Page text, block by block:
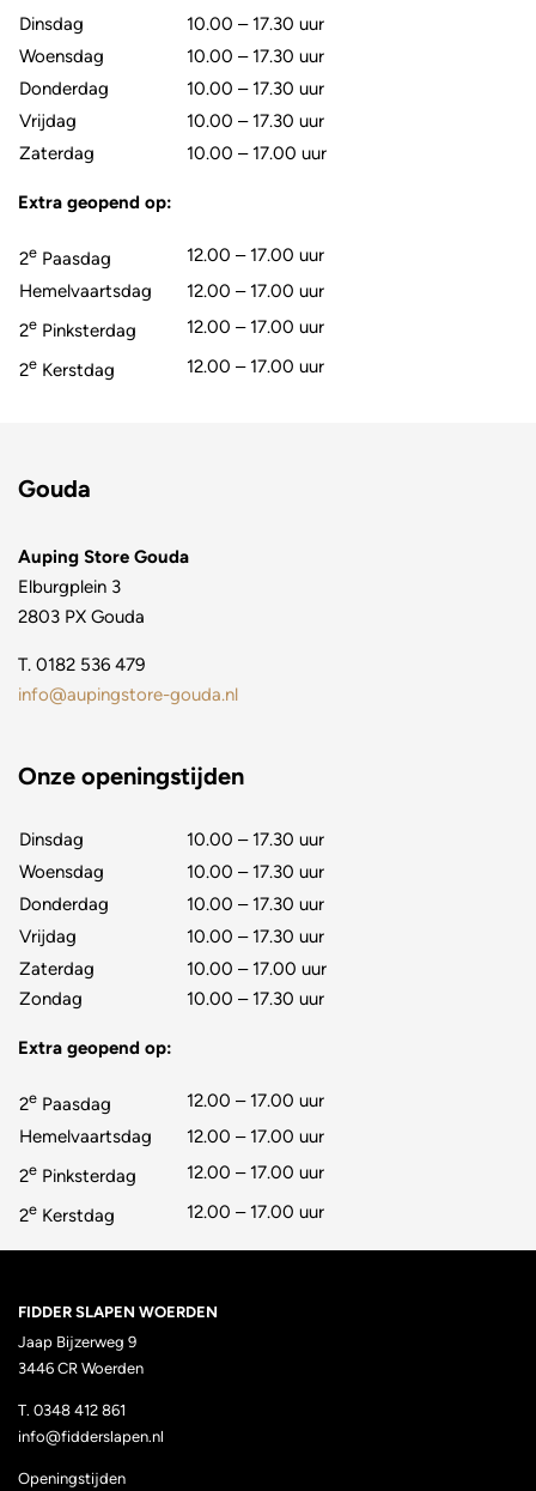
Dinsdag
10.00 – 17.30 uur
Woensdag
10.00 – 17.30 uur
Donderdag
10.00 – 17.30 uur
Vrijdag
10.00 – 17.30 uur
Zaterdag
10.00 – 17.00 uur
Extra geopend op:
2e Paasdag
12.00 – 17.00 uur
Hemelvaartsdag
12.00 – 17.00 uur
2e Pinksterdag
12.00 – 17.00 uur
2e Kerstdag 12.00 – 17.00 uur
Gouda
Auping Store Gouda
Elburgplein 3
2803 PX Gouda
T. 0182 536 479
info@aupingstore-gouda.nl
Onze openingstijden
Dinsdag
10.00 – 17.30 uur
Woensdag
10.00 – 17.30 uur
Donderdag
10.00 – 17.30 uur
Vrijdag
10.00 – 17.30 uur
Zaterdag
Zondag
10.00 – 17.00 uur
10.00 – 17.30 uur
Extra geopend op:
2e Paasdag
12.00 – 17.00 uur
Hemelvaartsdag
12.00 – 17.00 uur
2e Pinksterdag
12.00 – 17.00 uur
2e Kerstdag 12.00 – 17.00 uur
FIDDER SLAPEN WOERDEN
Jaap Bijzerweg 9
3446 CR Woerden
T. 0348 412 861
info@fidderslapen.nl
Openingstijden